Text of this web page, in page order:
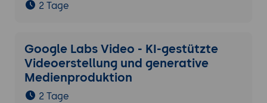
2 Tage
Google Labs Video - KI-gestützte
Videoerstellung und generative
Medienproduktion
2 Tage